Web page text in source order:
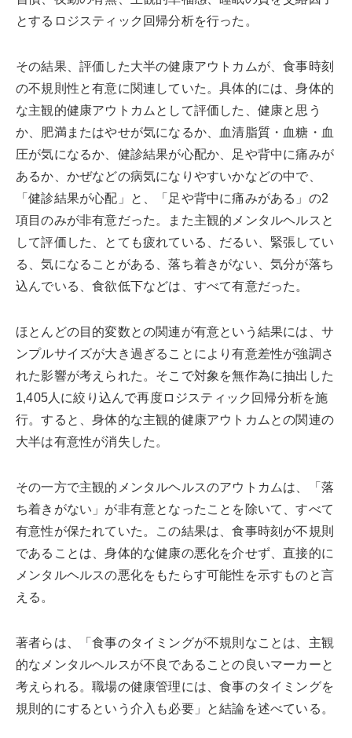
とするロジスティック回帰分析を行った。
その結果、評価した大半の健康アウトカムが、食事時刻
の不規則性と有意に関連していた。具体的には、身体的
な主観的健康アウトカムとして評価した、健康と思う
か、肥満またはやせが気になるか、血清脂質・血糖・血
圧が気になるか、健診結果が心配か、足や背中に痛みが
あるか、かぜなどの病気になりやすいかなどの中で、
「健診結果が心配」と、「足や背中に痛みがある」の2
項目のみが非有意だった。また主観的メンタルヘルスと
して評価した、とても疲れている、だるい、緊張してい
る、気になることがある、落ち着きがない、気分が落ち
込んでいる、食欲低下などは、すべて有意だった。
ほとんどの目的変数との関連が有意という結果には、サ
ンプルサイズが大き過ぎることにより有意差性が強調さ
れた影響が考えられた。そこで対象を無作為に抽出した
1,405人に絞り込んで再度ロジスティック回帰分析を施
行。すると、身体的な主観的健康アウトカムとの関連の
大半は有意性が消失した。
その一方で主観的メンタルヘルスのアウトカムは、「落
ち着きがない」が非有意となったことを除いて、すべて
有意性が保たれていた。この結果は、食事時刻が不規則
であることは、身体的な健康の悪化を介せず、直接的に
メンタルヘルスの悪化をもたらす可能性を示すものと言
える。
著者らは、「食事のタイミングが不規則なことは、主観
的なメンタルヘルスが不良であることの良いマーカーと
考えられる。職場の健康管理には、食事のタイミングを
規則的にするという介入も必要」と結論を述べている。